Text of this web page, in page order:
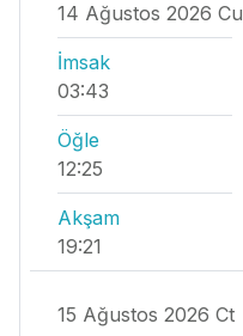
14 Ağustos 2026 Cu
İmsak
03:43
Öğle
12:25
Akşam
19:21
15 Ağustos 2026 Ct